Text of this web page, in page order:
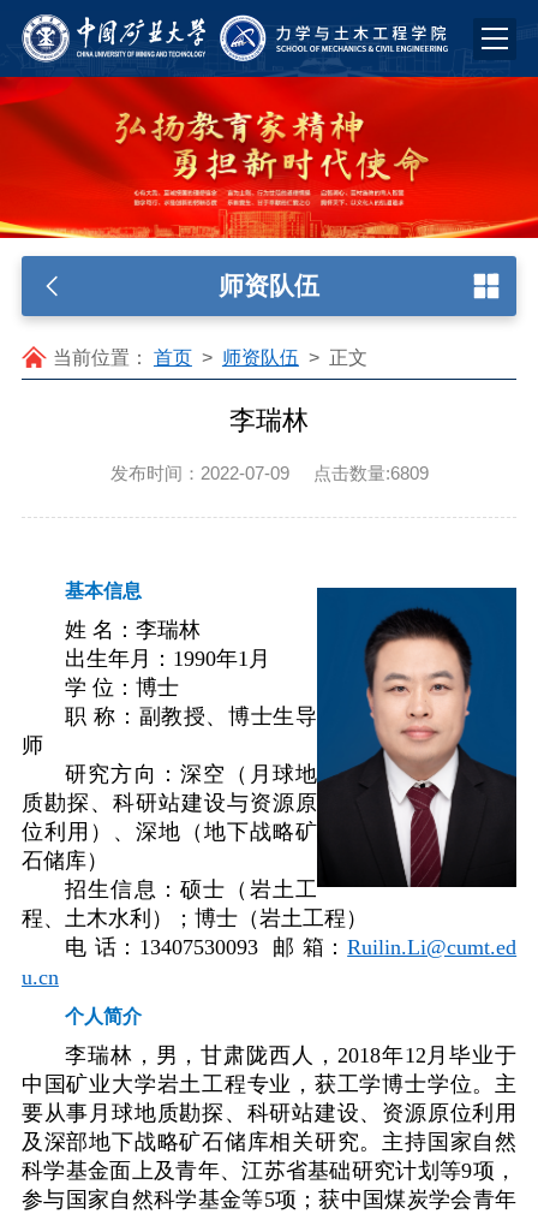
师资队伍
当前位置： 首页> 师资队伍 > 正文
李瑞林
发布时间：2022-07-09 点击数量:6809
基本信息
姓 名：李瑞林
出生年月： 1990年1 月
学 位：博士
职 称：副教授、博士生导
师
研究方向：深空（月球地
质勘探、科研站建设与资源原
位利用）、深地（地下战略矿
石储库）
招生信息：硕士（岩土工
程、土木水利）；博士（岩土工程）
电 话： 13407530093 邮 箱：Ruilin.Li@cumt.ed
u.cn
个人简介
李瑞林，男，甘肃陇西人， 2018年12 月毕业于
中国矿业大学岩土工程专业，获工学博士学位。主
要从事月球地质勘探、科研站建设、资源原位利用
及深部地下战略矿石储库相关研究。主持国家自然
科学基金面上及青年、江苏省基础研究计划等9项，
参与国家自然科学基金等5项；获中国煤炭学会青年